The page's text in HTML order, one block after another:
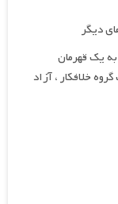
دیگر
یک قهرمان
خلافکار ، آزاد